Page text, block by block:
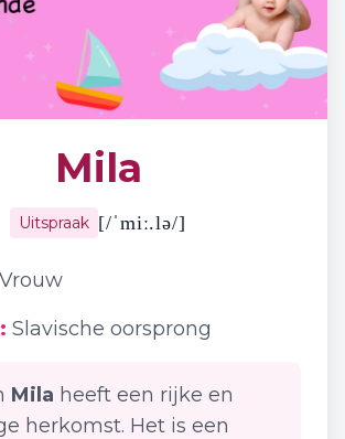
Mila
Uitspraak [/ˈmiː.lə/]
Vrouw
Slavische oorsprong
Mila heeft een rijke en
herkomst. Het is een